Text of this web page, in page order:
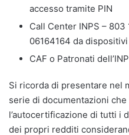
accesso tramite PIN
Call Center INPS –
06164164 da
CAF o Patronati
Si ricorda di presentare nel
serie di documentazioni
l’autocertificazione di tutti i
dei propri redditi